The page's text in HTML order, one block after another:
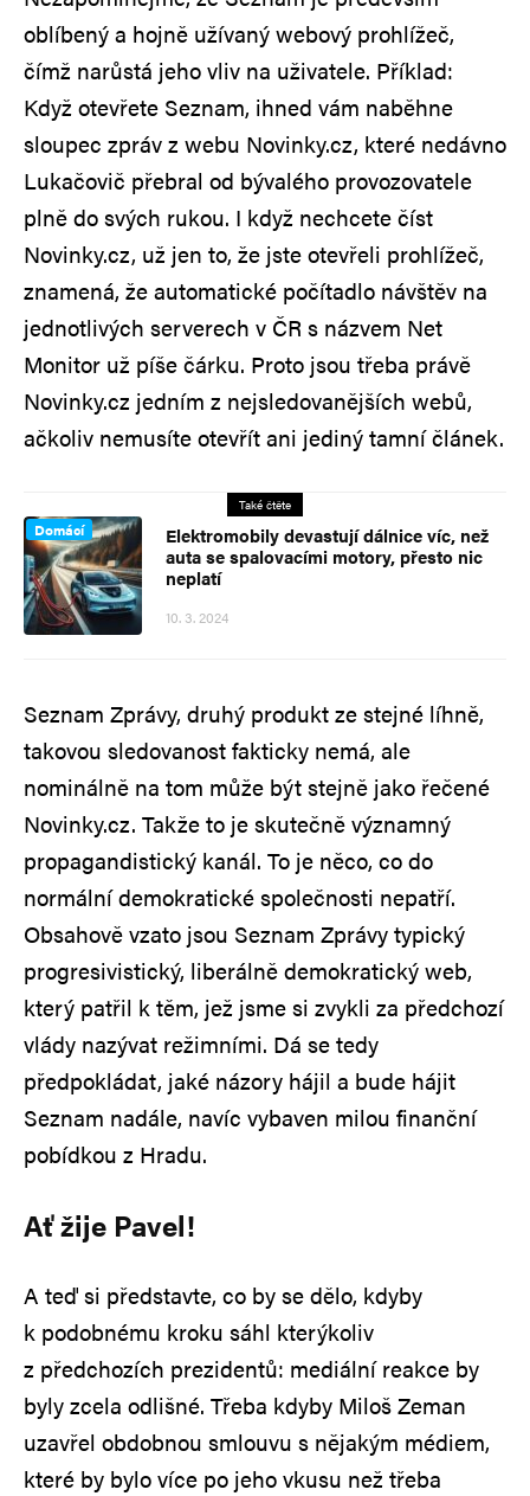
oblíbený a hojně užívaný webový prohlížeč,
čímž narůstá jeho vliv na uživatele. Příklad:
Když otevřete Seznam, ihned vám naběhne
sloupec zpráv z webu Novinky.cz, které nedávno
Lukačovič přebral od bývalého provozovatele
plně do svých rukou. I když nechcete číst
Novinky.cz, už jen to, že jste otevřeli prohlížeč,
znamená, že automatické počítadlo návštěv na
jednotlivých serverech v ČR s názvem Net
Monitor už píše čárku. Proto jsou třeba právě
Novinky.cz jedním z nejsledovanějších webů,
ačkoliv nemusíte otevřít ani jediný tamní článek.
Také čtěte
Domácí
Elektromobily devastují dálnice víc, než
auta se spalovacími motory, přesto nic
neplatí
10. 3. 2024
Seznam Zprávy, druhý produkt ze stejné líhně,
takovou sledovanost fakticky nemá, ale
nominálně na tom může být stejně jako řečené
Novinky.cz. Takže to je skutečně významný
propagandistický kanál. To je něco, co do
normální demokratické společnosti nepatří.
Obsahově vzato jsou Seznam Zprávy typický
progresivistický, liberálně demokratický web,
který patřil k těm, jež jsme si zvykli za předchozí
vlády nazývat režimními. Dá se tedy
předpokládat, jaké názory hájil a bude hájit
Seznam nadále, navíc vybaven milou finanční
pobídkou z Hradu.
Ať žije Pavel!
A teď si představte, co by se dělo, kdyby
k podobnému kroku sáhl kterýkoliv
z předchozích prezidentů: mediální reakce by
byly zcela odlišné. Třeba kdyby Miloš Zeman
uzavřel obdobnou smlouvu s nějakým médiem,
které by bylo více po jeho vkusu než třeba